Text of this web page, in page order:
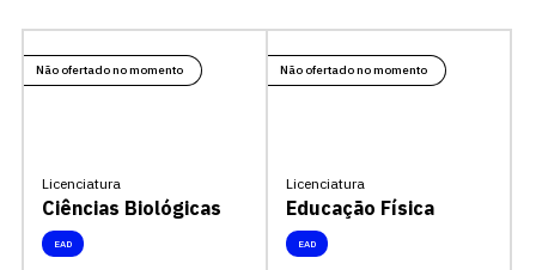
Não ofertado no momento
Licenciatura
Ciências Biológicas
EAD
Não ofertado no momento
Licenciatura
Educação Física
EAD